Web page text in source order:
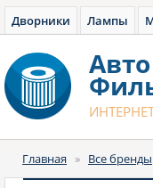
Дворники Лампы
Авто
Главная » Все бренды